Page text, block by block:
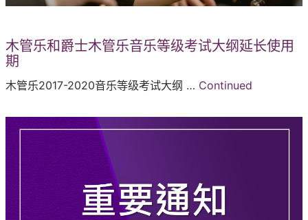
木管乐和爵士木管乐音乐等级考试大纲延长使用
期
木管乐2017-2020音乐等级考试大纲 … Continued